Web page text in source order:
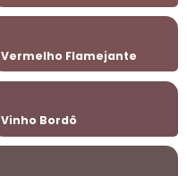
Vermelho Flamejante
Vinho Bordô